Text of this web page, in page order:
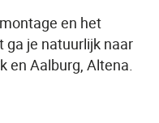
en het
je natuurlijk naar
en Aalburg, Altena.